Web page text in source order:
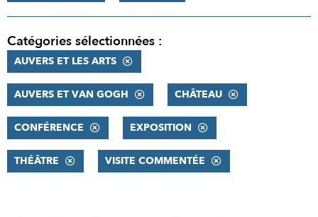
Catégories sélectionnées :
AUVERS ET LES ARTS
AUVERS ET VAN GOGH CHÂTEAU
CONFÉRENCE EXPOSITION
THÉÂTRE VISITE COMMENTÉE